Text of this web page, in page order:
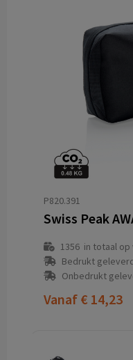
P820.391
1356in totaal op
Bedrukt
Onbedrukt
Vanaf € 14,23